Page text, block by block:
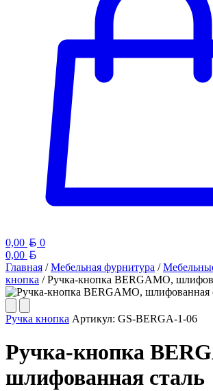
0,00 Белорусский рубль
0
0,00
Главная /Мебельная фурнитура /
кнопка / Ручка-кнопка BERGAMO,
Ручка кнопка Артикул: GS-BERGA-1-06
Ручка-кнопка
шлифованная сталь